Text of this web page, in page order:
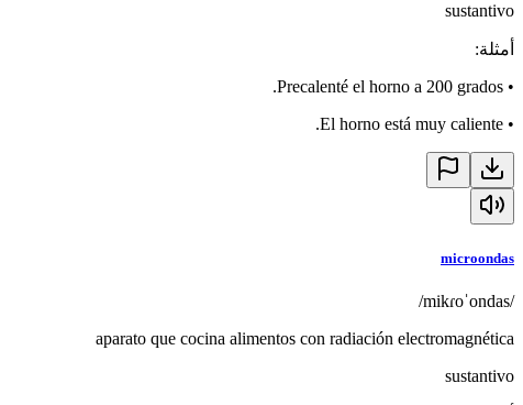
sustantivo
أمثلة:
•
Precalenté el horno a 200 grados.
•
El horno está muy caliente.
microondas
/mikɾoˈondas/
aparato que cocina alimentos con radiación electromagnética
sustantivo